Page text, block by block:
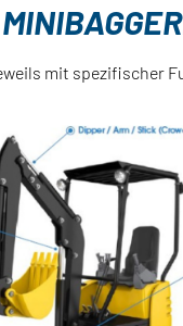
mit spezifischer